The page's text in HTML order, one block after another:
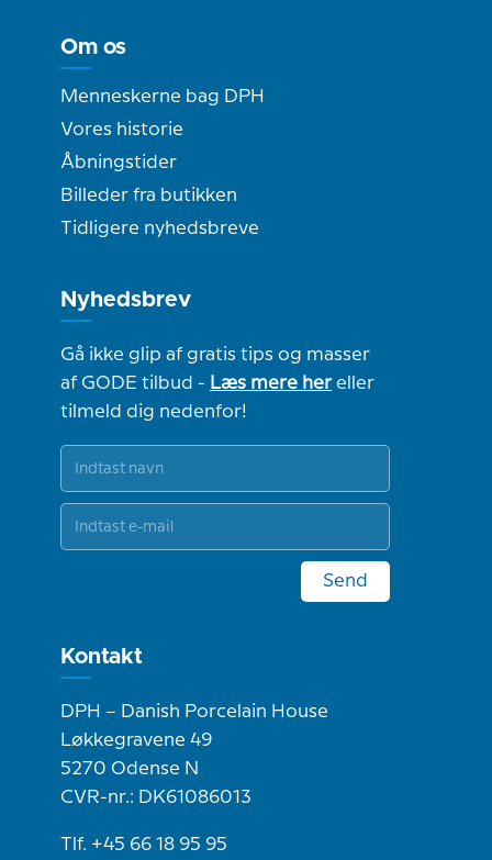
Om os
Menneskerne bag DPH
Vores historie
Åbningstider
Billeder fra butikken
Tidligere nyhedsbreve
Nyhedsbrev
Gå ikke glip af gratis tips og masser
af GODE tilbud - Læs mere hereller
tilmeld dig nedenfor!
Send
Kontakt
DPH – Danish Porcelain House
Løkkegravene 49
5270 Odense N
CVR-nr.: DK61086013
Tlf. +45 66 18 95 95